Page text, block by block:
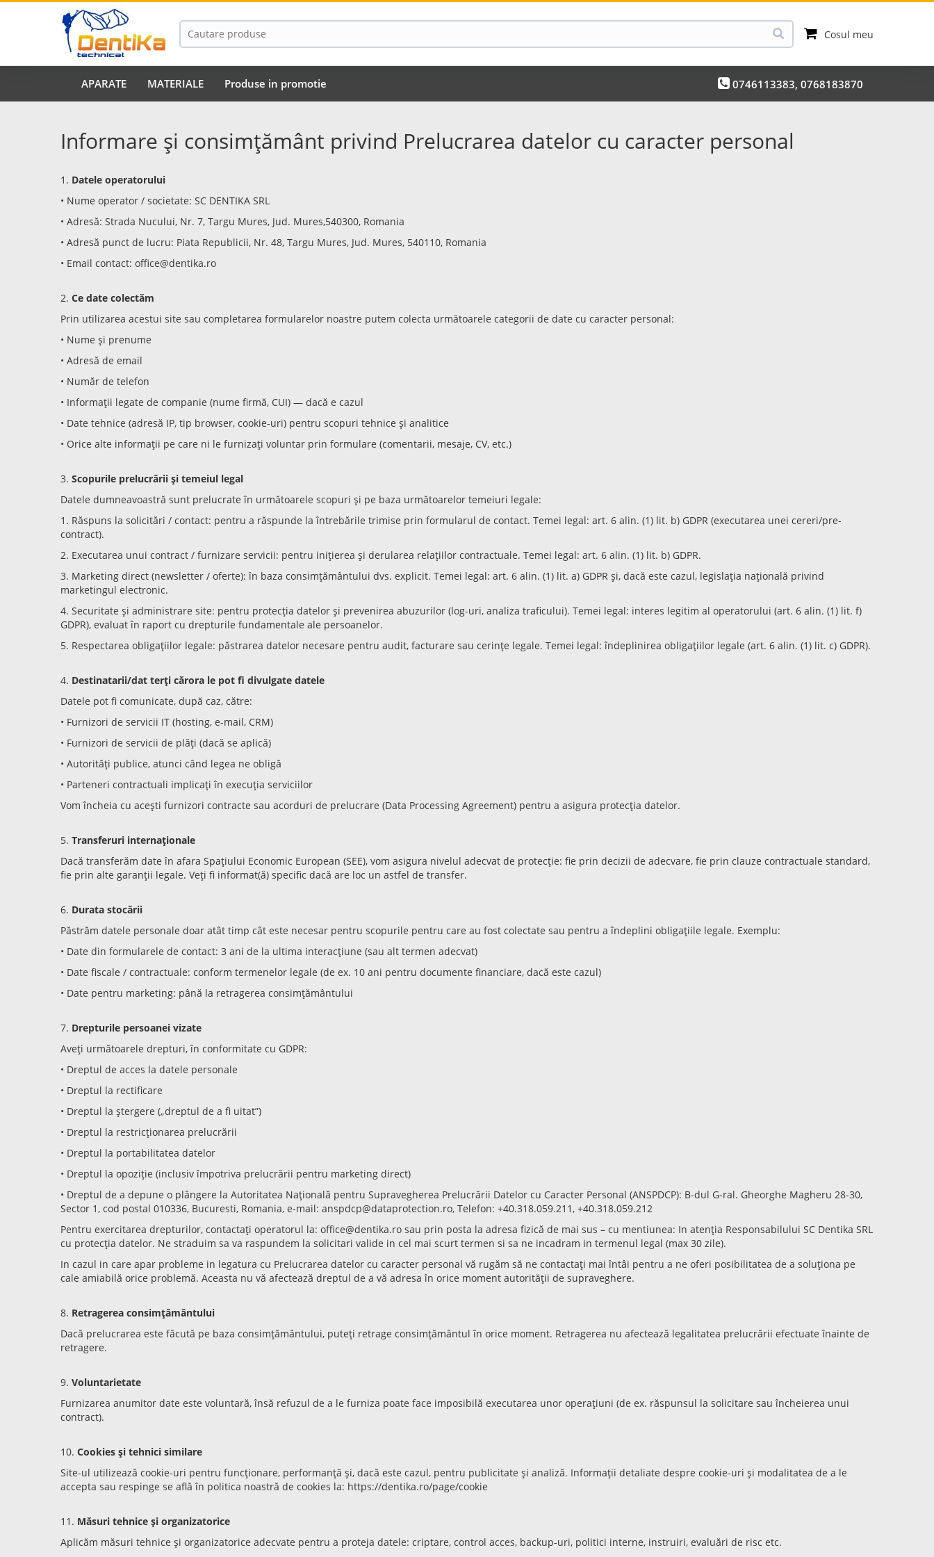
Cosul meu
APARATE MATERIALE Produse in promotie 0746113383, 0768183870
Informare și consimțământ privind Prelucrarea datelor cu caracter personal
1. Datele operatorului
• Nume operator / societate: SC DENTIKA SRL
• Adresă: Strada Nucului, Nr. 7, Targu Mures, Jud. Mures,540300, Romania
• Adresă punct de lucru: Piata Republicii, Nr. 48, Targu Mures, Jud. Mures, 540110, Romania
• Email contact: office@dentika.ro
2. Ce date colectăm
Prin utilizarea acestui site sau completarea formularelor noastre putem colecta următoarele categorii de date cu caracter personal:
• Nume și prenume
• Adresă de email
• Număr de telefon
• Informații legate de companie (nume firmă, CUI) — dacă e cazul
• Date tehnice (adresă IP, tip browser, cookie-uri) pentru scopuri tehnice și analitice
• Orice alte informații pe care ni le furnizați voluntar prin formulare (comentarii, mesaje, CV, etc.)
3. Scopurile prelucrării și temeiul legal
Datele dumneavoastră sunt prelucrate în următoarele scopuri și pe baza următoarelor temeiuri legale:
1. Răspuns la solicitări / contact: pentru a răspunde la întrebările trimise prin formularul de contact. Temei legal: art. 6 alin. (1) lit. b) GDPR (executarea unei cereri/pre-
contract).
2. Executarea unui contract / furnizare servicii: pentru inițierea și derularea relațiilor contractuale. Temei legal: art. 6 alin. (1) lit. b) GDPR.
3. Marketing direct (newsletter / oferte): în baza consimțământului dvs. explicit. Temei legal: art. 6 alin. (1) lit. a) GDPR și, dacă este cazul, legislația națională privind
marketingul electronic.
4. Securitate și administrare site: pentru protecția datelor și prevenirea abuzurilor (log-uri, analiza traficului). Temei legal: interes legitim al operatorului (art. 6 alin. (1) lit. f)
GDPR), evaluat în raport cu drepturile fundamentale ale persoanelor.
5. Respectarea obligațiilor legale: păstrarea datelor necesare pentru audit, facturare sau cerințe legale. Temei legal: îndeplinirea obligațiilor legale (art. 6 alin. (1) lit. c) GDPR).
4. Destinatarii/dat terți cărora le pot fi divulgate datele
Datele pot fi comunicate, după caz, către:
• Furnizori de servicii IT (hosting, e-mail, CRM)
• Furnizori de servicii de plăți (dacă se aplică)
• Autorități publice, atunci când legea ne obligă
• Parteneri contractuali implicați în execuția serviciilor
Vom încheia cu acești furnizori contracte sau acorduri de prelucrare (Data Processing Agreement) pentru a asigura protecția datelor.
5. Transferuri internaționale
Dacă transferăm date în afara Spațiului Economic European (SEE), vom asigura nivelul adecvat de protecție: fie prin decizii de adecvare, fie prin clauze contractuale standard,
fie prin alte garanții legale. Veți fi informat(ă) specific dacă are loc un astfel de transfer.
6. Durata stocării
Păstrăm datele personale doar atât timp cât este necesar pentru scopurile pentru care au fost colectate sau pentru a îndeplini obligațiile legale. Exemplu:
• Date din formularele de contact: 3 ani de la ultima interacțiune (sau alt termen adecvat)
• Date fiscale / contractuale: conform termenelor legale (de ex. 10 ani pentru documente financiare, dacă este cazul)
• Date pentru marketing: până la retragerea consimțământului
7. Drepturile persoanei vizate
Aveți următoarele drepturi, în conformitate cu GDPR:
• Dreptul de acces la datele personale
• Dreptul la rectificare
• Dreptul la ștergere („dreptul de a fi uitat”)
• Dreptul la restricționarea prelucrării
• Dreptul la portabilitatea datelor
• Dreptul la opoziție (inclusiv împotriva prelucrării pentru marketing direct)
• Dreptul de a depune o plângere la Autoritatea Națională pentru Supravegherea Prelucrării Datelor cu Caracter Personal (ANSPDCP): B-dul G-ral. Gheorghe Magheru 28-30,
Sector 1, cod postal 010336, Bucuresti, Romania, e-mail: anspdcp@dataprotection.ro, Telefon: +40.318.059.211, +40.318.059.212
Pentru exercitarea drepturilor, contactați operatorul la: office@dentika.ro sau prin posta la adresa fizică de mai sus – cu mentiunea: In atenția Responsabilului SC Dentika SRL
cu protecția datelor. Ne straduim sa va raspundem la solicitari valide in cel mai scurt termen si sa ne incadram in termenul legal (max 30 zile).
In cazul in care apar probleme in legatura cu Prelucrarea datelor cu caracter personal vă rugăm să ne contactați mai întâi pentru a ne oferi posibilitatea de a soluționa pe
cale amiabilă orice problemă. Aceasta nu vă afectează dreptul de a vă adresa în orice moment autorității de supraveghere.
8. Retragerea consimțământului
Dacă prelucrarea este făcută pe baza consimțământului, puteți retrage consimțământul în orice moment. Retragerea nu afectează legalitatea prelucrării efectuate înainte de
retragere.
9. Voluntarietate
Furnizarea anumitor date este voluntară, însă refuzul de a le furniza poate face imposibilă executarea unor operațiuni (de ex. răspunsul la solicitare sau încheierea unui
contract).
10. Cookies și tehnici similare
Site-ul utilizează cookie-uri pentru funcționare, performanță și, dacă este cazul, pentru publicitate și analiză. Informații detaliate despre cookie-uri și modalitatea de a le
accepta sau respinge se află în politica noastră de cookies la: https://dentika.ro/page/cookie
11. Măsuri tehnice și organizatorice
Aplicăm măsuri tehnice și organizatorice adecvate pentru a proteja datele: criptare, control acces, backup-uri, politici interne, instruiri, evaluări de risc etc.